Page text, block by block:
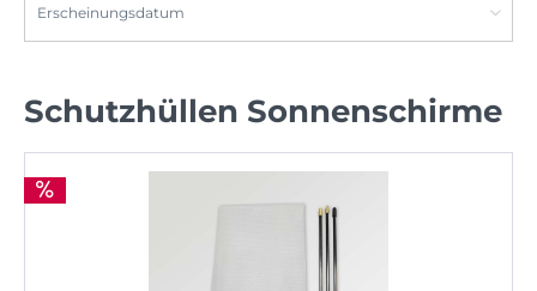
Schutzhüllen Sonnenschirme